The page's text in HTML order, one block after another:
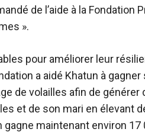
de l’aide à la Fondation
».
pour améliorer leur
a aidé Khatun à gagner
de volailles afin de générer
et de son mari en élevant
maintenant environ 17